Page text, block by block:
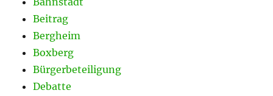
Beitrag
Bergheim
Boxberg
Bürgerbeteiligung
Debatte